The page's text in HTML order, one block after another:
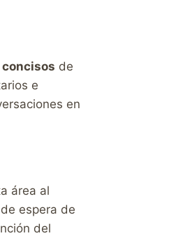
de
e
en
área al
espera de
del